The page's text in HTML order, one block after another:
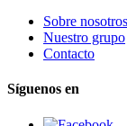
Sobre nosotros
Nuestro grupo
Contacto
Síguenos en